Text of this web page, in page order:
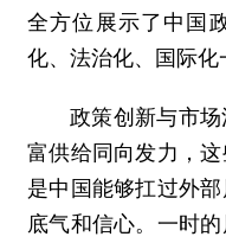
全方位展示了中国
化、法治化、国际化
政策创新与市
富供给同向发力，
是中国能够扛过外
底气和信心。一时